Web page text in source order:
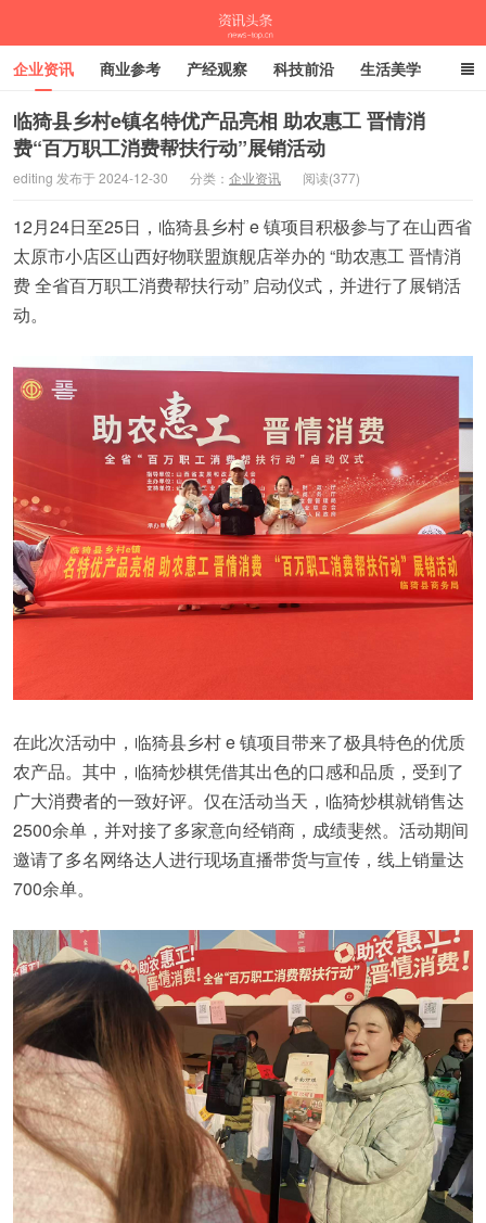
资讯头条
企业资讯 商业参考 产经观察 科技前沿 生活美学
时尚潮流 母婴亲子 专栏
​临猗县乡村e镇名特优产品亮相 助农惠工 晋情消
费“百万职工消费帮扶行动”展销活动
editing 发布于 2024-12-30 分类： 企业资讯 阅读(377)
12月24日至25日，临猗县乡村 e 镇项目积极参与了在山西省
太原市小店区山西好物联盟旗舰店举办的 “助农惠工 晋情消
费 全省百万职工消费帮扶行动” 启动仪式，并进行了展销活
动。
在此次活动中，临猗县乡村 e 镇项目带来了极具特色的优质
农产品。其中，临猗炒棋凭借其出色的口感和品质，受到了
广大消费者的一致好评。仅在活动当天，临猗炒棋就销售达
2500余单，并对接了多家意向经销商，成绩斐然。活动期间
邀请了多名网络达人进行现场直播带货与宣传，线上销量达
700余单。